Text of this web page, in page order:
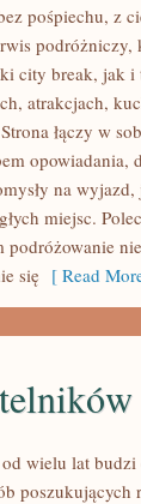
pośpiechu, z
podróżniczy,
city break, jak
atrakcjach,
łączy w
opowiadania,
na
miejsc.
się [ Read
wielu lat
poszukujących